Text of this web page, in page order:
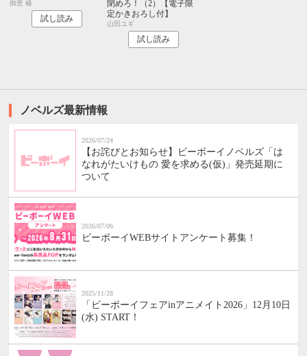
御景 椿
試し読み
閉めろ！（2）【電子限
定かきおろし付】
山田ユギ
試し読み
ノベルズ最新情報
2026/07/24
【お詫びとお知らせ】ビーボーイノベルズ「は
なれがたいけもの 愛を求める(仮)」発売延期に
ついて
2026/07/06
ビーボーイWEBサイトアンケート募集！
2025/11/28
「ビーボーイフェアinアニメイト2026」12月10日
(水) START！